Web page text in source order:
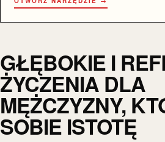
GŁĘBOKIE I
ŻYCZENIA DLA
MĘŻCZYZNY,
SOBIE ISTOTĘ